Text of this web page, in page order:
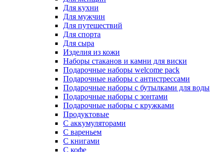
Для кухни
Для мужчин
Для путешествий
Для спорта
Для сыра
Изделия из кожи
Наборы стаканов и камни для виски
Подарочные наборы welcome pack
Подарочные наборы с антистрессами
Подарочные наборы с бутылками для воды
Подарочные наборы с зонтами
Подарочные наборы с кружками
Продуктовые
С аккумуляторами
С вареньем
С книгами
С кофе